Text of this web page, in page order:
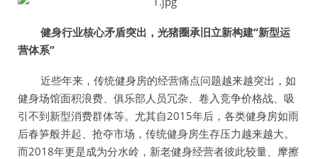
健身行业核心矛盾突出，光猪圈承旧立新构建“新型运
营体系”
近些年来，传统健身房的经营痛点问题越来越突出，如
健身场馆面积浪费、俱乐部人员冗杂、卷入竞争价格战、吸
引不到新型消费群体等。尤其自2015年后，各类健身房如雨
后春笋般并起、抢夺市场，传统健身房生存压力越来越大。
而2018年更是成为分水岭，新老健身经营者彼此较量、摩擦